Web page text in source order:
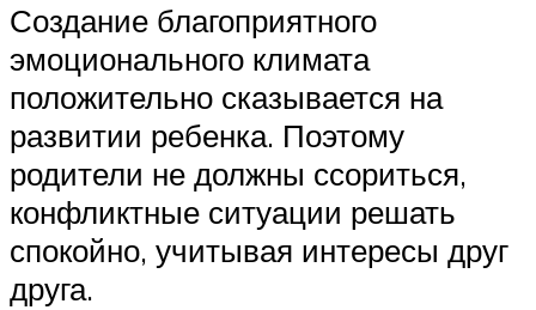
Создание благоприятного
эмоционального климата
положительно сказывается на
развитии ребенка. Поэтому
родители не должны ссориться,
конфликтные ситуации решать
спокойно, учитывая интересы друг
друга.